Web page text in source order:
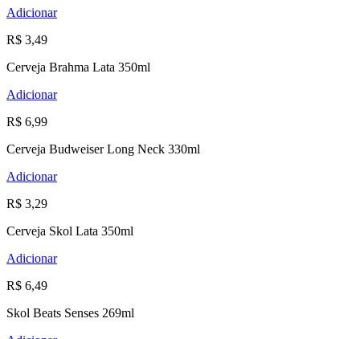
Adicionar
R$ 3,49
Cerveja Brahma Lata 350ml
Adicionar
R$ 6,99
Cerveja Budweiser Long Neck 330ml
Adicionar
R$ 3,29
Cerveja Skol Lata 350ml
Adicionar
R$ 6,49
Skol Beats Senses 269ml